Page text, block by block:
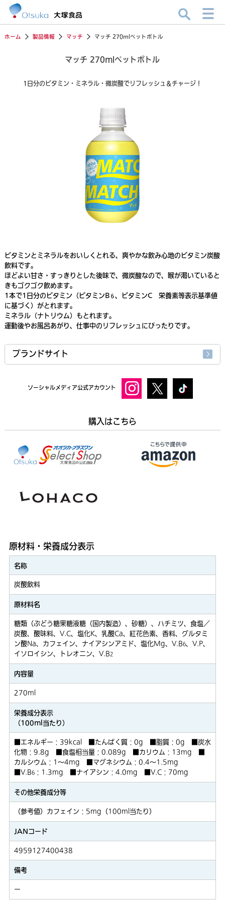
ホーム 製品情報 マッチ マッチ 270mlペットボトル
マッチ 270mlペットボトル
1日分のビタミン・ミネラル・微炭酸でリフレッシュ＆チャージ！
ビタミンとミネラルをおいしくとれる、爽やかな飲み心地のビタミン炭酸
飲料です。
ほどよい甘さ・すっきりとした後味で、微炭酸なので、喉が渇いていると
きもゴクゴク飲めます。
1本で1日分のビタミン（ビタミンB ６、ビタミンC 栄養素等表示基準値
に基づく）がとれます。
ミネラル（ナトリウム）もとれます。
運動後やお風呂あがり、仕事中のリフレッシュにぴったりです。
ブランドサイト
ソーシャルメディア公式アカウント
購入はこちら
原材料・栄養成分表示
名称
炭酸飲料
原材料名
糖類（ぶどう糖果糖液糖（国内製造）、砂糖）、ハチミツ、食塩／
炭酸、酸味料、V.C、塩化K、乳酸Ca、紅花色素、香料、グルタミ
ン酸Na、カフェイン、ナイアシンアミド、塩化Mg、V.B6、V.P、
イソロイシン、トレオニン、V.B2
内容量
270ml
栄養成分表示
（100ml当たり）
■エネルギー：39kcal ■たんぱく質：0g ■脂質：0g ■炭水
化物：9.8g ■食塩相当量：0.089g ■カリウム：13mg ■
カルシウム：1～4mg ■マグネシウム：0.4～1.5mg
■V.B6：1.3mg ■ナイアシン：4.0mg ■V.C：70mg
その他栄養成分等
（参考値）カフェイン：5mg（100ml当たり）
JANコード
4959127400438
備考
ー